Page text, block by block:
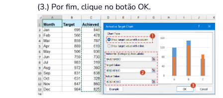
(3.) Por fim, clique no botão OK.